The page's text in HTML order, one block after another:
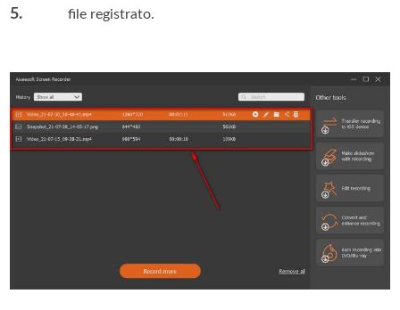
5.
file registrato.